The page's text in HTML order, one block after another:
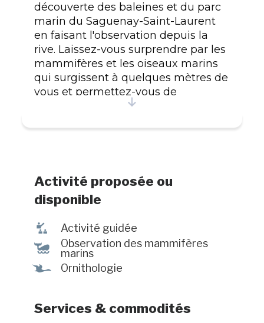
découverte des baleines et du parc
marin du Saguenay-Saint-Laurent
en faisant l'observation depuis la
rive. Laissez-vous surprendre par les
mammifères et les oiseaux marins
qui surgissent à quelques mètres de
vous et permettez-vous de
déconnecter au rythme des vagues
Observation des baleines de la rive
Sentier pédestre : 375 m Expositions
Activités pour toute la famille
pique-nique Aire de jeux pour
enfants Bornes de recharge pour
voiture électrique
Activité proposée ou
disponible
î Activité guidée
%
Observation des mammifères
marins
Ÿ Ornithologie
Services & commodités